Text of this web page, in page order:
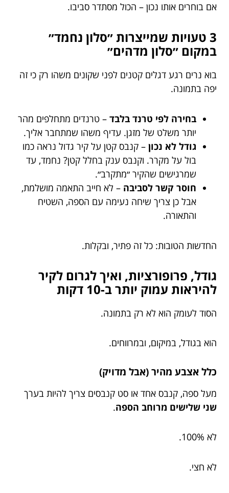
אם בוחרים אותו נכון – הכול מסתדר סביבו.
3 טעויות שמייצרות ״סלון נחמד״
במקום ״סלון מדהים״
בוא נרים רגע דגלים קטנים לפני שקונים משהו רק כי זה
יפה בתמונה.
בחירה לפי טרנד בלבד – טרנדים מתחלפים מהר
יותר משלט של מזגן. עדיף משהו שמתחבר אליך.
גודל לא נכון – קנבס קטן על קיר גדול נראה כמו
בול על מקרר. וקנבס ענק בחלל קטן? נחמד, עד
שמרגישים שהקיר ״מתקרב״.
חוסר קשר לסביבה – לא חייב התאמה מושלמת,
אבל כן צריך שיחה נעימה עם הספה, השטיח
והתאורה.
החדשות הטובות: כל זה פתיר, ובקלות.
גודל, פרופורציות, ואיך לגרום לקיר
להיראות עמוק יותר ב-10 דקות
הסוד לעומק הוא לא רק בתמונה.
הוא בגודל, במיקום, ובמרווחים.
כלל אצבע מהיר (אבל מדויק)
מעל ספה, קנבס אחד או סט קנבסים צריך להיות בערך
שני שלישים מרוחב הספה.
לא 100%.
לא חצי.